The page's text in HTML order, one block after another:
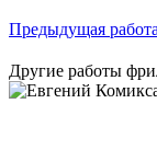
Предыдущая работа
Другие работы